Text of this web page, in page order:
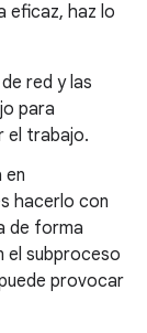
eficaz, haz lo
red y las
para
el trabajo.
en
hacerlo con
de forma
el subproceso
provocar